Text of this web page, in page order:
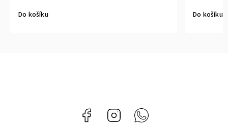
Do košíku Do košíku
Facebook Instagram